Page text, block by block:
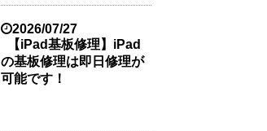
2026/07/27
【iPad基板修理】iPad
の基板修理は即日修理が
可能です！